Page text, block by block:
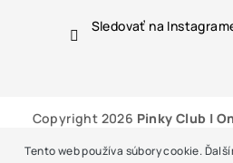
Tento web používa súbory cookie.
Sledovať na
Copyright 2026 Pinky Club |
práva